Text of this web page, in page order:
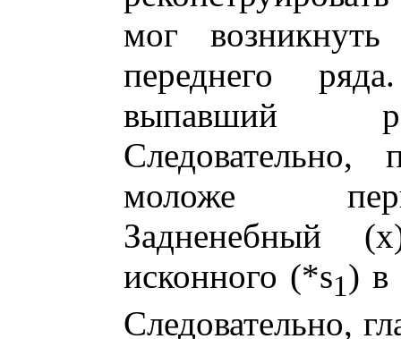
мог
переднего
выпавший
Следовательно,
моложе
Задненебный
исконного (*s1) в
Следовательно,